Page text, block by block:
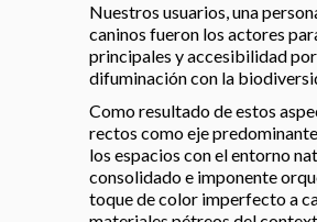
Nuestros usuarios, una
caninos fueron los actores
principales y accesibilidad
difuminación con la
Como resultado de estos
rectos como eje
los espacios con el entorno
consolidado e imponente
toque de color imperfecto a